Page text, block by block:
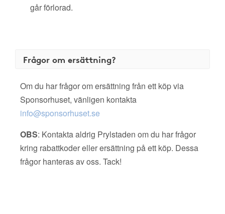
går förlorad.
Frågor om ersättning?
Om du har frågor om ersättning från ett köp via
Sponsorhuset, vänligen kontakta
info@sponsorhuset.se
OBS: Kontakta aldrig Prylstaden om du har frågor
kring rabattkoder eller ersättning på ett köp. Dessa
frågor hanteras av oss. Tack!